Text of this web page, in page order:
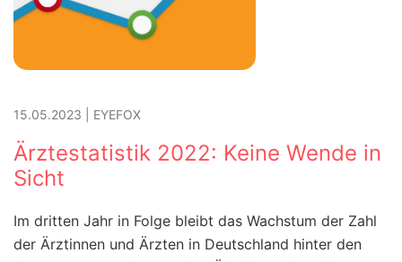
15.05.2023 EYEFOX
Ärztestatistik 2022: Keine Wende in
Sicht
Im dritten Jahr in Folge bleibt das Wachstum der Zahl
der Ärztinnen und Ärzten in Deutschland hinter den